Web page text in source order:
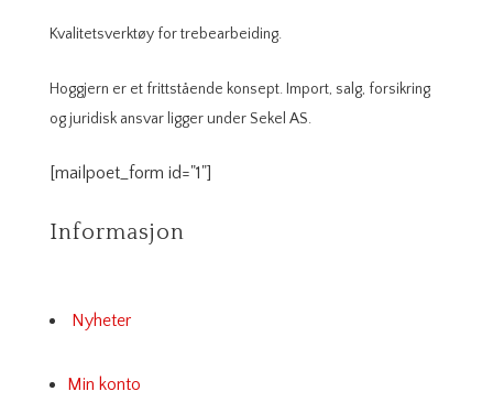
Kvalitetsverktøy for trebearbeiding.
Hoggjern er et frittstående konsept. Import, salg, forsikring
og juridisk ansvar ligger under Sekel AS.
[mailpoet_form id="1"]
Informasjon
Nyheter
Min konto